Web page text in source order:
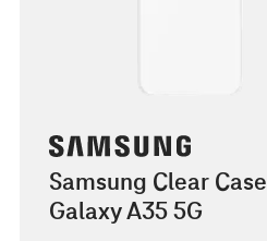
Samsung Clear Case
Galaxy A35 5G